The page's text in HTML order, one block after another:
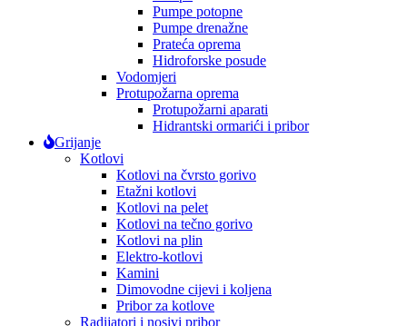
Pumpe potopne
Pumpe drenažne
Prateća oprema
Hidroforske posude
Vodomjeri
Protupožarna oprema
Protupožarni aparati
Hidrantski ormarići i pribor
Grijanje
Kotlovi
Kotlovi na čvrsto gorivo
Etažni kotlovi
Kotlovi na pelet
Kotlovi na tečno gorivo
Kotlovi na plin
Elektro-kotlovi
Kamini
Dimovodne cijevi i koljena
Pribor za kotlove
Radijatori i nosivi pribor